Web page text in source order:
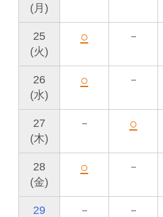
(月)
25
(火)
○ －
26
(水)
○ －
27
(木)
－ ○
28
(金)
○ －
29
－ －